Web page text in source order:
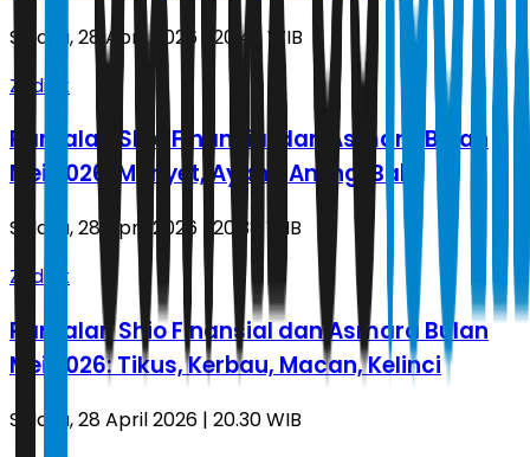
Selasa, 28 April 2026 | 20.43 WIB
Zodiak
Ramalan Shio Finansial dan Asmara Bulan
Mei 2026: Monyet, Ayam, Anjing, Babi
Selasa, 28 April 2026 | 20.38 WIB
Zodiak
Ramalan Shio Finansial dan Asmara Bulan
Mei 2026: Tikus, Kerbau, Macan, Kelinci
Selasa, 28 April 2026 | 20.30 WIB